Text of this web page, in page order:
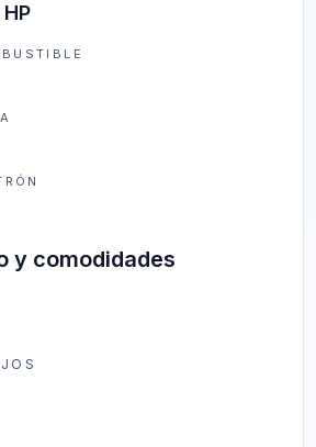
y comodidades